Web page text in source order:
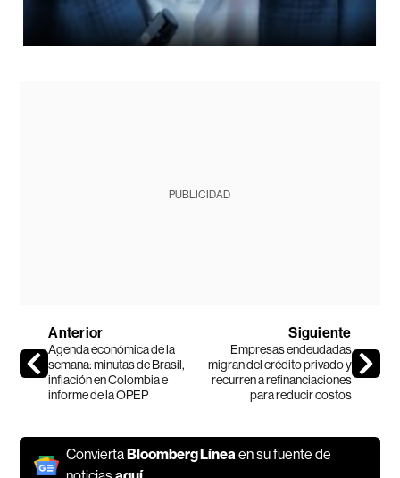
PUBLICIDAD
Anterior
Agenda económica de la
semana: minutas de Brasil,
inflación en Colombia e
informe de la OPEP
Siguiente
Empresas endeudadas
migran del crédito privado y
recurren a refinanciaciones
para reducir costos
ConviertaBloomberg Líneaen su fuente de